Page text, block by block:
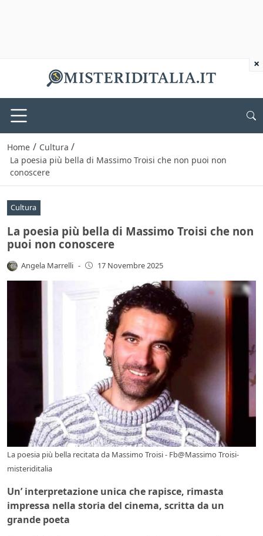
Home / Cultura /
La poesia più bella di Massimo Troisi che non puoi non
conoscere
Cultura
La poesia più bella di Massimo Troisi che non
puoi non conoscere
Angela Marrelli - 17 Novembre 2025
La poesia più bella recitata da Massimo Troisi - Fb@Massimo Troisi-
misteriditalia
Un’ interpretazione unica che rapisce, rimasta
impressa nella storia del cinema, scritta da un
grande poeta
×